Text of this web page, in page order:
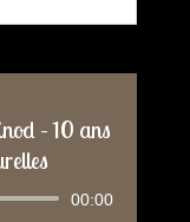
– 10 ans
00:00